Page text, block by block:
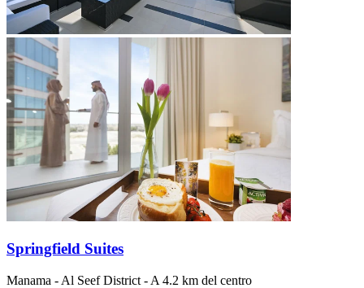
Springfield Suites
Manama - Al Seef District - A 4.2 km del centro